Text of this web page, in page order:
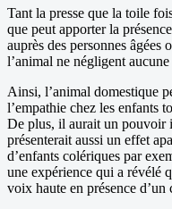
Tant la presse que la toile
que peut apporter la
auprès des personnes âgées
l’animal ne négligent
Ainsi, l’animal domestique
l’empathie chez les enfants
De plus, il aurait un pouvoir
présenterait aussi un effet
d’enfants colériques par
une expérience qui a révélé
voix haute en présence